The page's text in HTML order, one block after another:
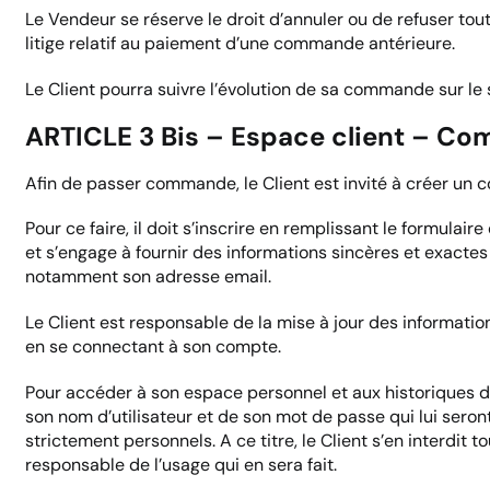
Le Vendeur se réserve le droit d’annuler ou de refuser
litige relatif au paiement d’une commande antérieure.
Le Client pourra suivre l’évolution de sa commande sur le
ARTICLE 3 Bis – Espace client –
Afin de passer commande, le Client est invité à créer un
Pour ce faire, il doit s’inscrire en remplissant le
et s’engage à fournir des informations sincères et
notamment son adresse email.
Le Client est responsable de la mise à jour des
en se connectant à son compte.
Pour accéder à son espace personnel et aux historiques
son nom d’utilisateur et de son mot de passe qui lui
strictement personnels. A ce titre, le Client s’en interdit
responsable de l’usage qui en sera fait.